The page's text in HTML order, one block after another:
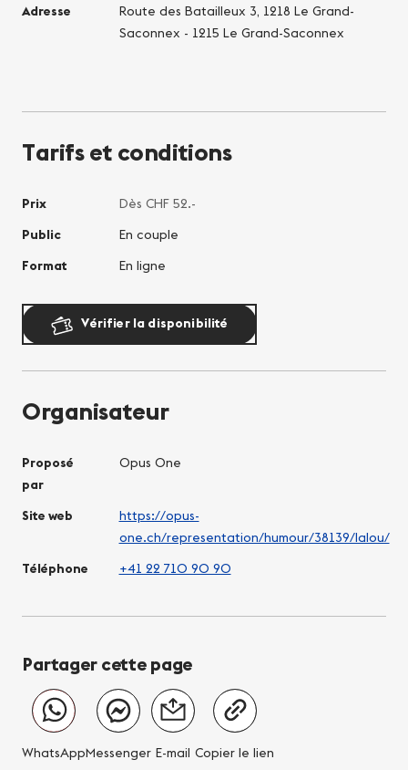
Adresse
Route des Batailleux 3, 1218 Le Grand-
Saconnex - 1215 Le Grand-Saconnex
Tarifs et conditions
Prix
Dès CHF 52.-
Public
En couple
Format
En ligne
Vérifier la disponibilité
Organisateur
Proposé
par
Opus One
Site web
https://opus-
one.ch/representation/humour/38139/lalou/
Téléphone
+41 22 710 90 90
Partager cette page
WhatsAppMessenger E-mail Copier le lien